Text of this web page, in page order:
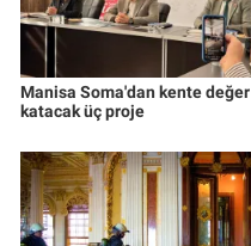
Manisa Soma'dan kente değer
katacak üç proje